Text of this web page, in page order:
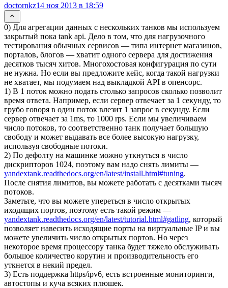
doctornkz14 ноя 2013 в 18:59
0) Для агрегации данных с нескольких танков мы используем
закрытый пока tank api. Дело в том, что для нагрузочного
тестирования обычных сервисов — типа интернет магазинов,
порталов, блогов — хватит одного сервера для достижения
десятков тысяч хитов. Многохостовая конфигурация по сути
не нужна. Но если вы предложите кейс, когда такой нагрузки
не хватает, мы подумаем над выкладкой API в опенсорс.
1) В 1 поток можно подать столько запросов сколько позволит
время ответа. Например, если сервер отвечает за 1 секунду, то
грубо говоря в один поток влезит 1 запрос в секунду. Если
сервер отвечает за 1ms, то 1000 rps. Если мы увеличиваем
число потоков, то соответственно танк получает большую
свободу и может выдавать все более высокую нагрузку,
используя свободные потоки.
2) По дефолту на машинке можно уткнуться в число
дискрипторов 1024, поэтому вам надо снять лимиты —
yandextank.readthedocs.org/en/latest/install.html#tuning.
После снятия лимитов, вы можете работать с десятками тысяч
потоков.
Заметьте, что вы можете упереться в число открытых
иходящих портов, поэтому есть такой режим —
yandextank.readthedocs.org/en/latest/tutorial.html#gatling, который
позволяет навесить исходящие порты на виртуальные IP и вы
можете увеличить число открытых портов. Но через
некоторое время процессору танка будет тяжело обслуживать
большое количество корутин и производительность его
уткнется в некий предел.
3) Есть поддержка https/ipv6, есть встроенные мониторинги,
автостопы и куча всяких плюшек.